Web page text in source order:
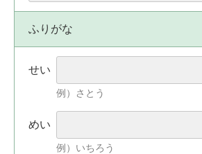
ふりがな
せい
例）さとう
めい
例）いちろう